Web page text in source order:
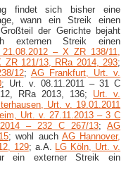
findet sich bisher eine
wann ein Streik einen
der Gerichte bejaht
externen Streik einen
– X ZR 138/11,
121/13, RRa 2014, 293;
12; AG Frankfurt, Urt. v.
; Urt. v. 08.11.2011 – 31 C
RRa 2013, 136; Urt. v.
Urt. v. 19.01.2011
Urt. v. 27.11.2013 – 3 C
– 232 C 267/13; AG
; wohl auch AG Hannover,
129; a.A. LG Köln, Urt. v.
ein externer Streik ein